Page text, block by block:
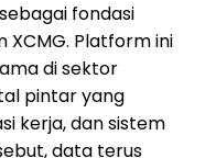
fondasi
Platform ini
di sektor
pintar yang
kerja, dan sistem
data terus